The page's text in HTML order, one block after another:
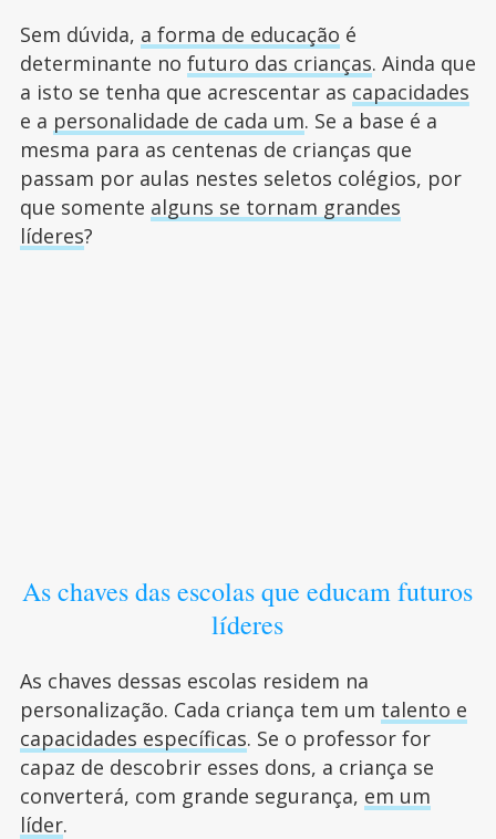
Sem dúvida, a forma de educação é
determinante no futuro das crianças. Ainda que
a isto se tenha que acrescentar as capacidades
e a personalidade de cada um. Se a base é a
mesma para as centenas de crianças que
passam por aulas nestes seletos colégios, por
que somente alguns se tornam grandes
líderes?
As chaves das escolas que educam futuros
líderes
As chaves dessas escolas residem na
personalização. Cada criança tem um talento e
capacidades específicas. Se o professor for
capaz de descobrir esses dons, a criança se
converterá, com grande segurança, em um
líder.